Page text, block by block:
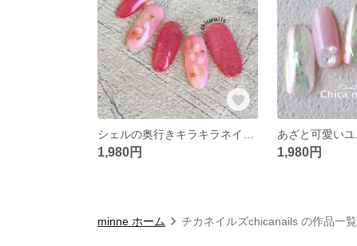
1,980円 1,980円
minne ホーム チカネイルズchicanails の作品一覧